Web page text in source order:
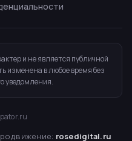
и не является публичной
изменена в любое время без
уведомления.
rosedigital.ru